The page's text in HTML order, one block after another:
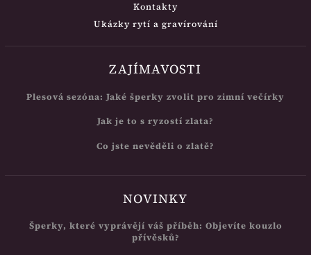
Kontakty
Ukázky rytí a gravírování
ZAJÍMAVOSTI
Plesová sezóna: Jaké šperky zvolit pro zimní večírky
Jak je to s ryzostí zlata?
Co jste nevěděli o zlatě?
NOVINKY
Šperky, které vyprávějí váš příběh: Objevíte kouzlo
přívěsků?